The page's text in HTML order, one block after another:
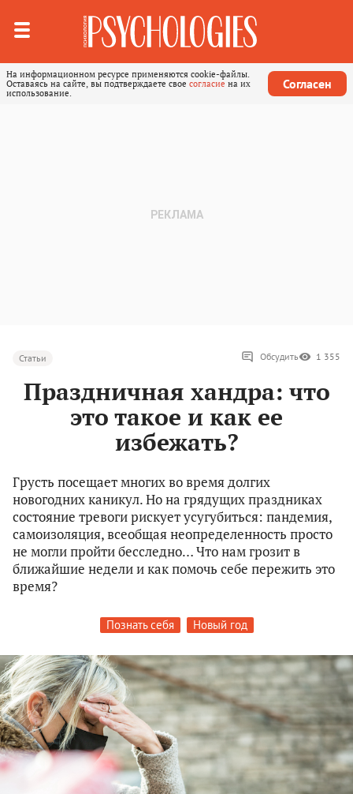
На информационном ресурсе применяются cookie-файлы.
Оставаясь на сайте, вы подтверждаете свое согласие на их
использование.
Согласен
Статьи Обсудить 1 355
Праздничная хандра: что
это такое и как ее
избежать?
Грусть посещает многих во время долгих
новогодних каникул. Но на грядущих праздниках
состояние тревоги рискует усугубиться: пандемия,
самоизоляция, всеобщая неопределенность просто
не могли пройти бесследно… Что нам грозит в
ближайшие недели и как помочь себе пережить это
время?
Познать себя Новый год